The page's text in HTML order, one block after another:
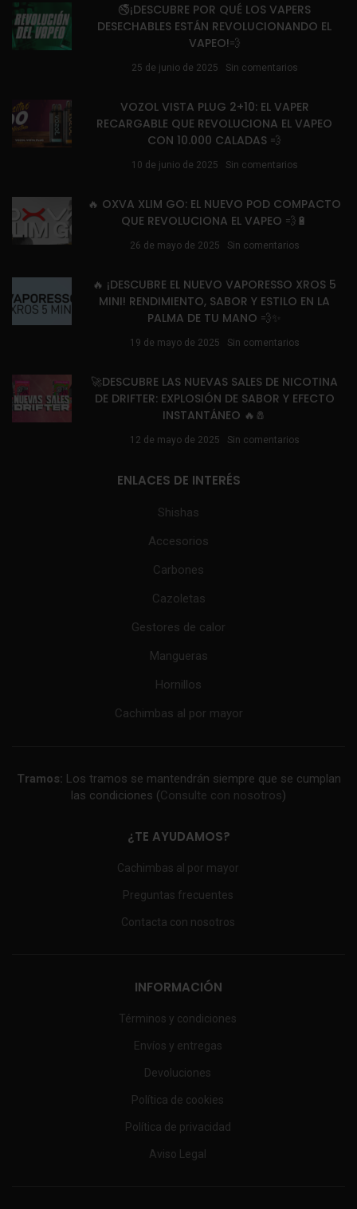
🚭¡DESCUBRE POR QUÉ LOS VAPERS
DESECHABLES ESTÁN REVOLUCIONANDO EL
VAPEO!💨
25 de junio de 2025 Sin comentarios
VOZOL VISTA PLUG 2+10: EL VAPER
RECARGABLE QUE REVOLUCIONA EL VAPEO
CON 10.000 CALADAS 💨
10 de junio de 2025 Sin comentarios
🔥 OXVA XLIM GO: EL NUEVO POD COMPACTO
QUE REVOLUCIONA EL VAPEO 💨🔋
26 de mayo de 2025 Sin comentarios
🔥 ¡DESCUBRE EL NUEVO VAPORESSO XROS 5
MINI! RENDIMIENTO, SABOR Y ESTILO EN LA
PALMA DE TU MANO 💨✨
19 de mayo de 2025 Sin comentarios
🚀DESCUBRE LAS NUEVAS SALES DE NICOTINA
DE DRIFTER: EXPLOSIÓN DE SABOR Y EFECTO
INSTANTÁNEO 🔥🧂
12 de mayo de 2025 Sin comentarios
ENLACES DE INTERÉS
Shishas
Accesorios
Carbones
Cazoletas
Gestores de calor
Mangueras
Hornillos
Cachimbas al por mayor
Tramos: Los tramos se mantendrán siempre que se cumplan
las condiciones (Consulte con nosotros)
¿TE AYUDAMOS?
Cachimbas al por mayor
Preguntas frecuentes
Contacta con nosotros
INFORMACIÓN
Términos y condiciones
Envíos y entregas
Devoluciones
Política de cookies
Política de privacidad
Aviso Legal